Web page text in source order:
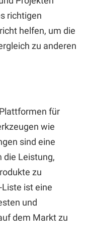
richtigen
helfen, um die
zu anderen
für
wie
sind eine
die Leistung,
zu
ist eine
und
dem Markt zu